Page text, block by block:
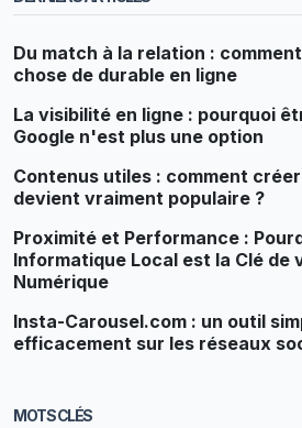
Du match à la relation :
chose de durable en ligne
La visibilité en ligne : pourquoi
Google n'est plus une option
Contenus utiles : comment
devient vraiment populaire ?
Proximité et Performance :
Informatique Local est la Clé de
Numérique
Insta-Carousel.com : un outil
efficacement sur les réseaux
MOTS CLÉS